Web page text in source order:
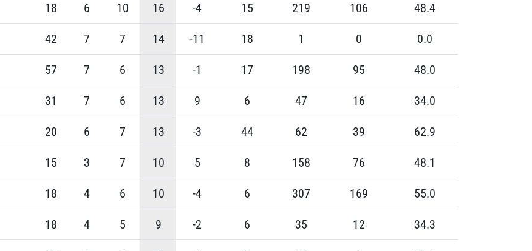
18 6 10 16 -4 15 219 106 48.4
42 7 7 14 -11 18 1 0 0.0
57 7 6 13 -1 17 198 95 48.0
31 7 6 13 9 6 47 16 34.0
20 6 7 13 -3 44 62 39 62.9
15 3 7 10 5 8 158 76 48.1
18 4 6 10 -4 6 307 169 55.0
18 4 5 9 -2 6 35 12 34.3